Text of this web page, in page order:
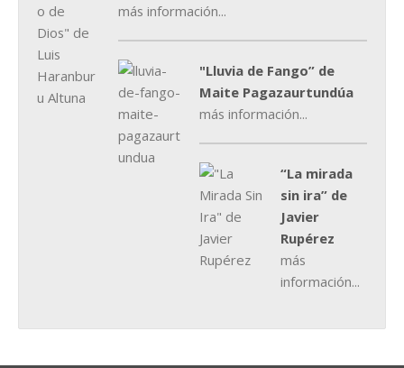
más información...
"Lluvia de Fango” de
Maite Pagazaurtundúa
más información...
“La mirada
sin ira” de
Javier
Rupérez
más
información...